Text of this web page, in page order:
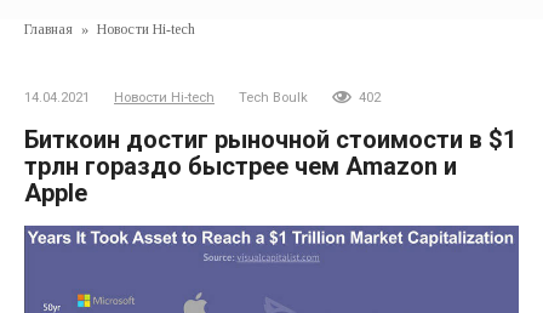
Главная » Новости Hi-tech
14.04.2021 Новости Hi-tech Tech Boulk 402
Биткоин достиг рыночной стоимости в $1
трлн гораздо быстрее чем Amazon и
Apple